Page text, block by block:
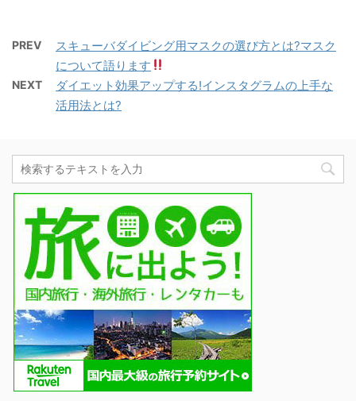
PREV
スキューバダイビング用マスクの選び方とは?マスク
について語ります
NEXT
ダイエット効果アップする!インスタグラムの上手な
活用法とは?